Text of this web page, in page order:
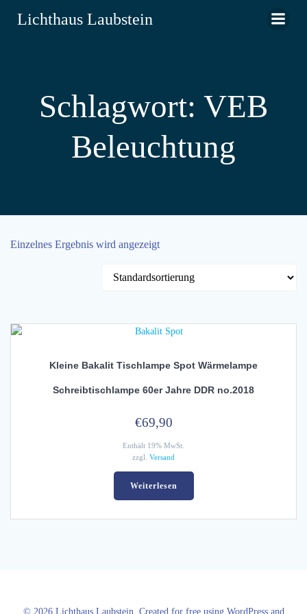
Lichthaus Laubstein
Schlagwort: VEB
Beleuchtung
Einzelnes Ergebnis wird angezeigt
Kleine Bakalit Tischlampe Spot Wärmelampe
Schreibtischlampe 60er Jahre DDR no.2018
€69,90
Enthält 19% MwSt.
zzgl. Versand
Weiterlesen
© 2026 Lichthaus Laubstein. Created for free using WordPress and